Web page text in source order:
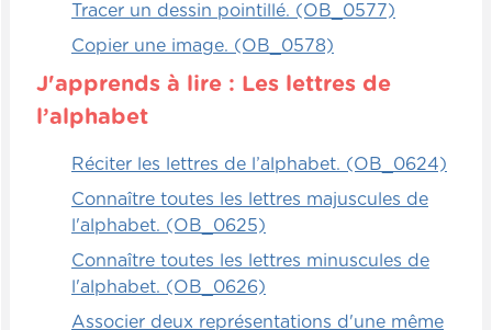
Tracer un dessin pointillé. (OB_0577)
Copier une image. (OB_0578)
J'apprends à lire : Les lettres de
l’alphabet
Réciter les lettres de l’alphabet. (OB_0624)
Connaître toutes les lettres majuscules de
l'alphabet. (OB_0625)
Connaître toutes les lettres minuscules de
l'alphabet. (OB_0626)
Associer deux représentations d'une même